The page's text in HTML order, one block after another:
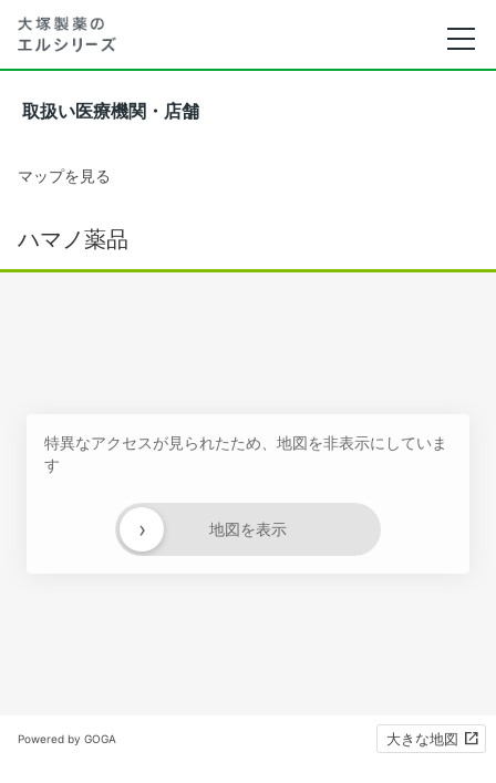
取扱い医療機関・店舗
マップを見る
ハマノ薬品
特異なアクセスが見られたため、地図を非表示にしていま
す
地図を表示
›
Powered by GOGA 大きな地図